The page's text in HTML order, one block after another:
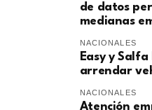
de datos
medianas
NACIONALES
Easy y
arrendar
NACIONALES
Atención